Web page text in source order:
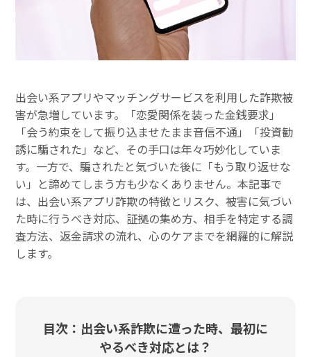
出会い系アプリやマッチングサービスを利用した詐欺被
害が急増しています。「恋愛関係を装った金銭要求」
「会う約束をして振り込ませたまま音信不通」「投資勧
誘に騙された」など、その手口は年々巧妙化していま
す。一方で、騙されたと気づいた後に「もう取り返せな
い」と諦めてしまう方も少なくありません。本記事で
は、出会い系アプリ詐欺の特徴とリスク、被害に気づい
た時に行うべき対応、証拠の集め方、相手を特定する調
査方法、返金請求の流れ、心のケアまでを網羅的に解説
します。
目次：出会い系詐欺に遭った時、最初に
やるべき対応とは？